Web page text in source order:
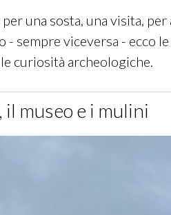
una sosta, una visita,
- sempre viceversa - ecco
curiosità archeologiche.
il museo e i mulini